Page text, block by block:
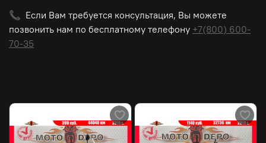
📞 Если Вам требуется консультация, Вы можете
позвонить нам по бесплатному телефону +7(800) 600-
70-35